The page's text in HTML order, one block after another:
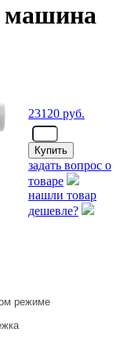
машина
23120 руб.
задать вопрос о
товаре
нашли товар
дешевле?
режиме